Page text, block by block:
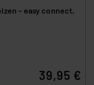
– easy connect,
39,95 €